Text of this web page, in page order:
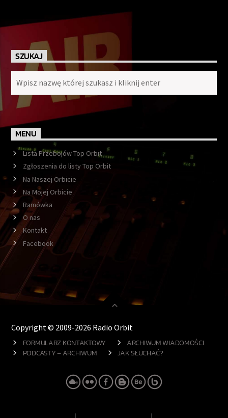
SZUKAJ
MENU
Lista Przebojów Top Orbit
Zgłoszenia do listy Top Orbit
Na Naszej Orbicie
Na Mojej Orbicie
Ramówka
O nas
Kontakt
Facebook
Copyright © 2009-2026 Radio Orbit
FORMULARZ KONTAKTOWY
ARCHIWUM WIADOMOŚCI
PODCASTY – ARCHIWUM
JAK SŁUCHAĆ?